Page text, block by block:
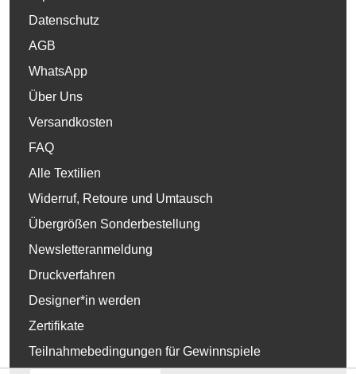
Datenschutz
AGB
WhatsApp
Über Uns
Versandkosten
FAQ
Alle Textilien
Widerruf, Retoure und Umtausch
Übergrößen Sonderbestellung
Newsletteranmeldung
Druckverfahren
Designer*in werden
Zertifikate
Teilnahmebedingungen für Gewinnspiele